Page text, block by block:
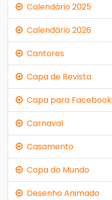
Calendário 2025
Calendário 2026
Cantores
Capa de Revista
Capa para Facebook
Carnaval
Casamento
Copa do Mundo
Desenho Animado